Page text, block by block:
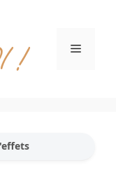
Menu